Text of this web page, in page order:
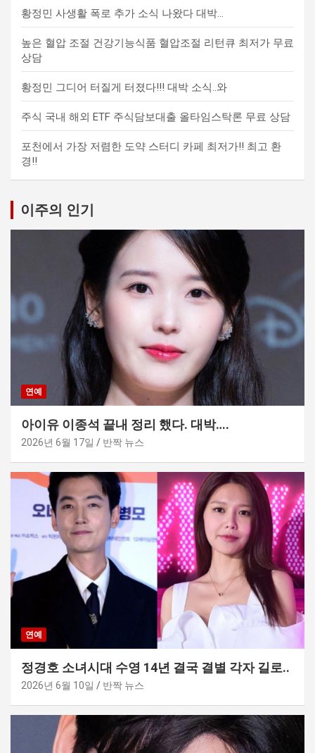
황정민 사생활 폭로 추가 소식 나왔다 대박…
높은 혈압 조절 건강기능식품 혈압조절 리턴큐 최저가 무료
상담
황정민 그디어 터질게 터졌다!!! 대박 소식..와
주식 국내 해외 ETF 주식담보대출 올타임스탁론 무료 상담
포천에서 가장 저렴한 도약 스터디 카페 최저가!! 최고 환
경!!
이주의 인기
연예
아이유 이종석 끝내 정리 했다. 대박….
2026년 6월 17일 반짝 뉴스
연예
정경호 소녀시대 수영 14년 결국 결별 각자 길로..
2026년 6월 10일 반짝 뉴스